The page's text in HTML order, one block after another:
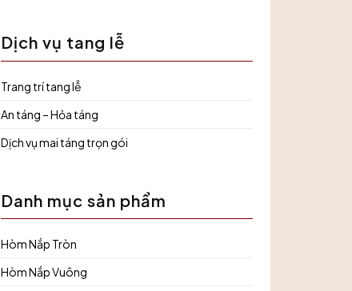
uy
đúng
Dịch vụ tang lễ
Trang trí tang lễ
An táng – Hỏa táng
Dịch vụ mai táng trọn gói
Danh mục sản phẩm
Hòm Nắp Tròn
Hòm Nắp Vuông